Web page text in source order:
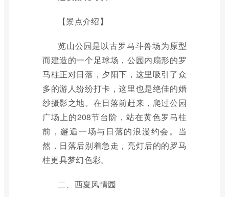
【景点介绍】
览山公园是以古罗马斗兽场为原型
而建造的一个足球场，公园内扇形的罗
马柱正对日落，夕阳下，这里吸引了众
多的游人纷纷打卡，这里也是绝佳的婚
纱摄影之地。在日落前赶来，爬过公园
广场上的208节台阶，站在黄色罗马柱
前，邂逅一场与日落的浪漫约会。当
然，日落后别着急走，亮灯后的的罗马
柱更具梦幻色彩。
二、西夏风情园